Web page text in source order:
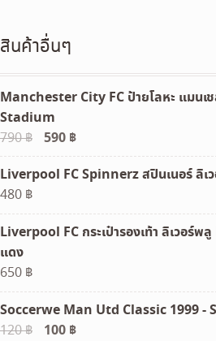
สินค้าอื่นๆ
Manchester City FC ป้ายโลหะ แมนเ
Stadium
790฿
Original
price
was:
590 ฿Current
price
is:
Liverpool FC Spinnerz สปินเนอร์ ลิเ
480 ฿
Liverpool FC กระเป๋ารองเท้า ลิเวอร์พ
แดง
650 ฿
Soccerwe Man Utd Classic 1999 -
120฿
Original
100 ฿Current